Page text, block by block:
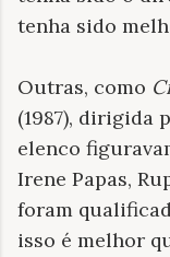
tenha sido
Outras, como
(1987), dirigida
elenco
Irene Papas,
foram
isso é melhor